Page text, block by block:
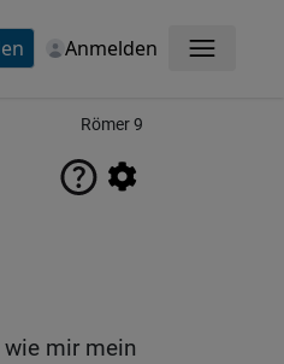
Anmelden Menü
Römer 9
wie mir mein